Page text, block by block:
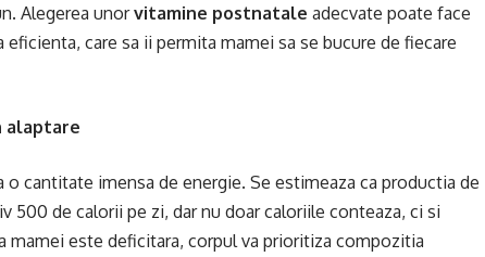
Alegerea unorvitamine postnatale adecvate poate face
care sa ii permita mamei sa se bucure de fiecare
alaptare
cantitate imensa de energie. Se estimeaza ca productia de
500 de calorii pe zi, dar nu doar caloriile conteaza, ci si
este deficitara, corpul va prioritiza compozitia